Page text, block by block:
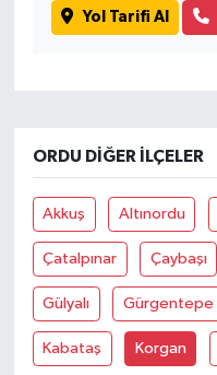
Yol Tarifi Al
ORDU DIĞER İLÇELER
Akkuş Altınordu
Çatalpınar Çaybaşı
Gülyalı Gürgentepe
Kabataş Korgan